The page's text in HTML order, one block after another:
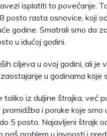
isplatiti to povećanje.
posto rasta osnovice, koji
godine. Smatrali smo da
u idućoj godini.
ciljeva u ovoj godini, ali je
u godinama koje
iz duljine štrajka, već
i poruke koje smo
5 posto. Najavljeni štrajk
problem u javnosti i